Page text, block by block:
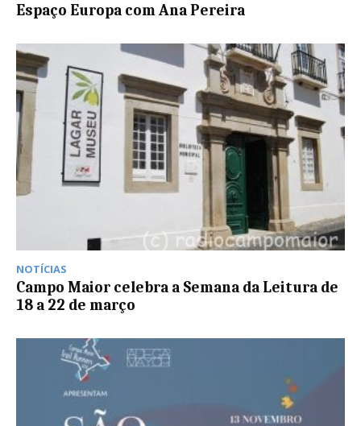
Espaço Europa com Ana Pereira
NOTÍCIAS
Campo Maior celebra a Semana da Leitura de
18 a 22 de março